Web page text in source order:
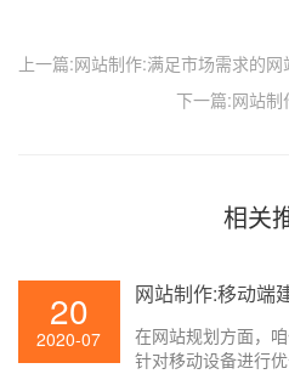
上一篇:网站制作:满足市场需求的
下一篇:网站
相关
20
2020-07
网站制作:移动端
在网站规划方面，
针对移动设备进行